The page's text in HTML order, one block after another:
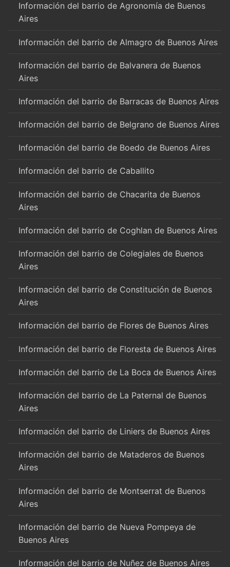
Información del barrio de Agronomía de Buenos
Aires
Información del barrio de Almagro de Buenos Aires
Información del barrio de Balvanera de Buenos
Aires
Información del barrio de Barracas de Buenos Aires
Información del barrio de Belgrano de Buenos Aires
Información del barrio de Boedo de Buenos Aires
Información del barrio de Caballito
Información del barrio de Chacarita de Buenos
Aires
Información del barrio de Coghlan de Buenos Aires
Información del barrio de Colegiales de Buenos
Aires
Información del barrio de Constitución de Buenos
Aires
Información del barrio de Flores de Buenos Aires
Información del barrio de Floresta de Buenos Aires
Información del barrio de La Boca de Buenos Aires
Información del barrio de La Paternal de Buenos
Aires
Información del barrio de Liniers de Buenos Aires
Información del barrio de Mataderos de Buenos
Aires
Información del barrio de Montserrat de Buenos
Aires
Información del barrio de Nueva Pompeya de
Buenos Aires
Información del barrio de Nuñez de Buenos Aires